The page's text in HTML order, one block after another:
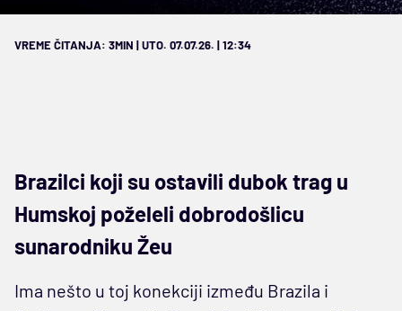
VREME ČITANJA: 3MIN | UTO. 07.07.26. | 12:34
Brazilci koji su ostavili dubok trag u
Humskoj poželeli dobrodošlicu
sunarodniku Žeu
Ima nešto u toj konekciji između Brazila i